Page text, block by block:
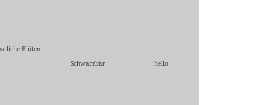
Blüten
Schwarzbär
hello